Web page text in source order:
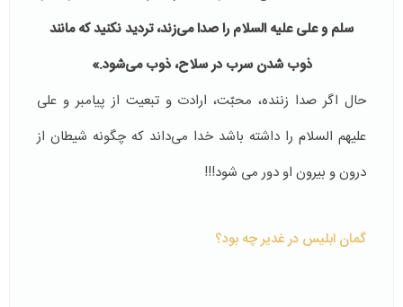
سلم و علی علیه السلام را صدا می‌زند، تردید نکنید که مانند
ذوب شدن سرب در سلاح، ذوب می‌شود.»
حال اگر صدا زننده، محبّت، ارادت و تبعیت از پیامبر و علی
علیهم السلام را داشته باشد خدا می‌داند که چگونه شیطان از
درون و بیرون او دور می شود!!!
گمان ابلیس در غدیر چه بود؟